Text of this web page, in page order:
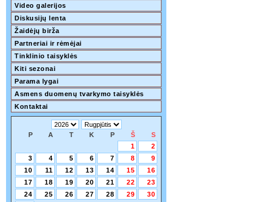
Video galerijos
Diskusijų lenta
Žaidėjų birža
Partneriai ir rėmėjai
Tinklinio taisyklės
Kiti sezonai
Parama lygai
Asmens duomenų tvarkymo taisyklės
Kontaktai
P A T K P Š
S
1
2
3
4 5 6 7 8
9
10
11 12 13 14 15
16
17
18 19 20 21 22
23
24
25 26 27 28 29
30